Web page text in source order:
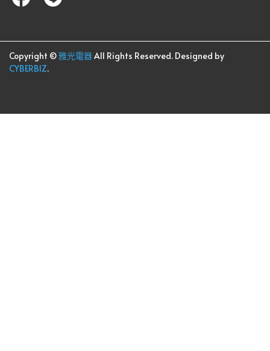
Copyright ©雅光電器All Rights Reserved. Designed by
CYBERBIZ.